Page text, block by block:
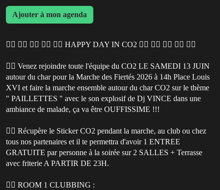
Ajouter à mon agenda
🏳️‍🌈 🏳️‍🌈 🏳️‍🌈 🏳️‍🌈 🏳️‍🌈 HAPPY DAY IN CO2 🏳️‍🌈 🏳️‍🌈 🏳️‍🌈 🏳️‍🌈 🏳️‍🌈
🏳️‍🌈 Venez rejoindre toute l'équipe du CO2 LE SAMEDI 13 JUIN
autour du char pour la Marche des Fiertés 2026 à 14h Place Louis
XVI et faire la marche ensemble autour du char CO2 sur le thème
" PAILLETTES " avec le son explosif de Dj VINCE dans une
ambiance de malade, ça va être OUFFISSIME !!!
🏳️‍🌈 Récupère le Sticker CO2 pendant la marche, au club ou chez
tous nos partenaires et il te permettra d'avoir 1 ENTREE
GRATUITE par personne à la soirée sur 2 SALLES + Terrasse
avec friterie A PARTIR DE 23H.
🏳️‍🌈 ROOM 1 CLUBBING :